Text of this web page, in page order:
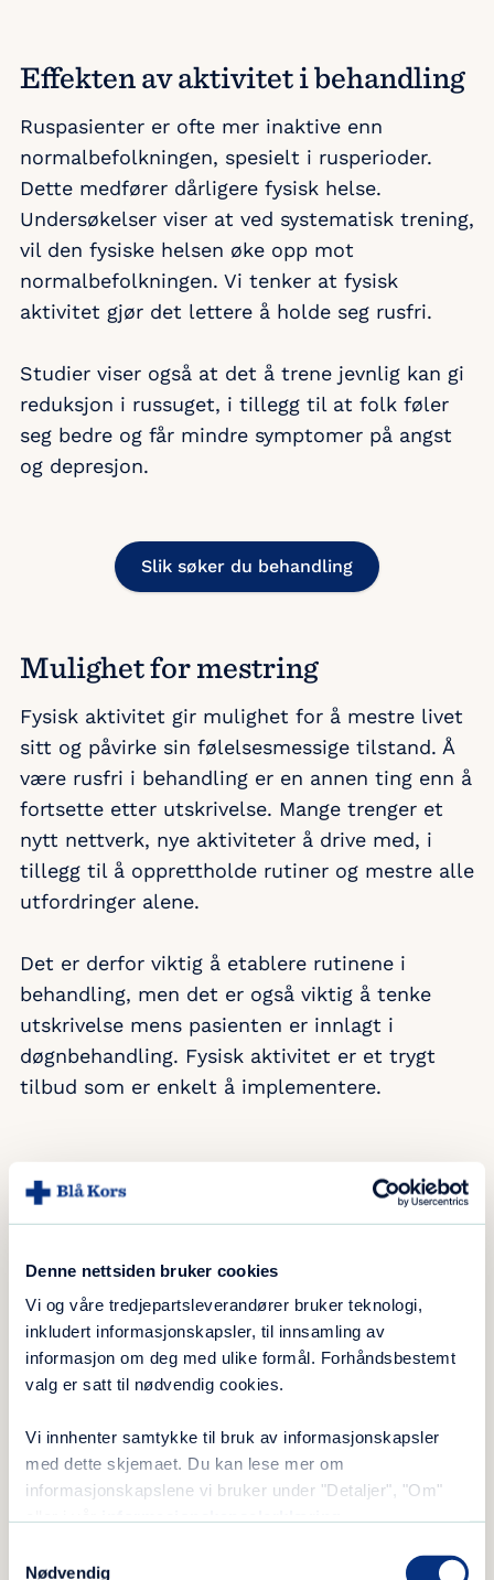
Denne nettsiden bruker cookies
Vi og våre tredjepartsleverandører bruker teknologi,
inkludert informasjonskapsler, til innsamling av
informasjon om deg med ulike formål. Forhåndsbestemt
valg er satt til nødvendig cookies.
Vi innhenter samtykke til bruk av informasjonskapsler
med dette skjemaet. Du kan lese mer om
informasjonskapslene vi bruker under "Detaljer", "Om"
Nødvendig
Effekten av aktivitet i behandling
Ruspasienter er ofte mer inaktive enn
normalbefolkningen, spesielt i rusperioder.
Dette medfører dårligere fysisk helse.
Undersøkelser viser at ved systematisk trening,
vil den fysiske helsen øke opp mot
normalbefolkningen. Vi tenker at fysisk
aktivitet gjør det lettere å holde seg rusfri.
Studier viser også at det å trene jevnlig kan gi
reduksjon i russuget, i tillegg til at folk føler
seg bedre og får mindre symptomer på angst
og depresjon.
Slik søker du behandling
Mulighet for mestring
Fysisk aktivitet gir mulighet for å mestre livet
sitt og påvirke sin følelsesmessige tilstand. Å
være rusfri i behandling er en annen ting enn å
fortsette etter utskrivelse. Mange trenger et
nytt nettverk, nye aktiviteter å drive med, i
tillegg til å opprettholde rutiner og mestre alle
utfordringer alene.
Det er derfor viktig å etablere rutinene i
behandling, men det er også viktig å tenke
utskrivelse mens pasienten er innlagt i
døgnbehandling. Fysisk aktivitet er et trygt
tilbud som er enkelt å implementere.
Dette sier våre pasienter:
«Man blir ikke frisk uten, rett og slett»
«Merker hvor glad jeg er når jeg er ferdig
med treningsøkten»
«Viktig at dere ansatte motiverer/pusher på.
«Viktig for hjernefunksjon/aktivitet for å
klare og bli frisk i kroppen»
«Føler mestring»
sammen. Vi opplever noe felles»